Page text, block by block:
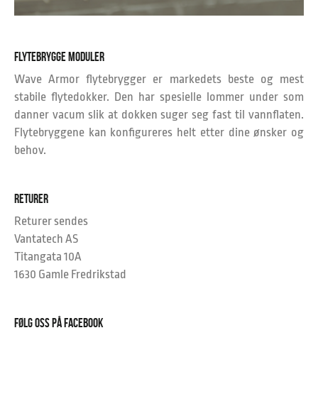
FLYTEBRYGGE MODULER
Wave Armor flytebrygger er markedets beste og mest
stabile flytedokker. Den har spesielle lommer under som
danner vacum slik at dokken suger seg fast til vannflaten.
Flytebryggene kan konfigureres helt etter dine ønsker og
behov.
RETURER
Returer sendes
Vantatech AS
Titangata 10A
1630 Gamle Fredrikstad
FØLG OSS PÅ FACEBOOK